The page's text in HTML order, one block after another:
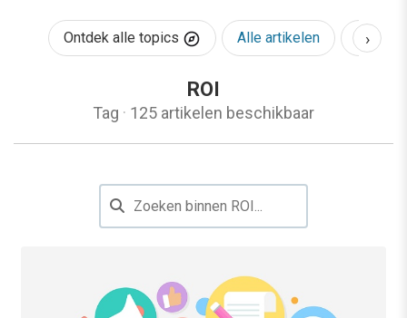
Ontdek alle topics Alle artikelen AI &
›
ROI
Tag · 125 artikelen beschikbaar